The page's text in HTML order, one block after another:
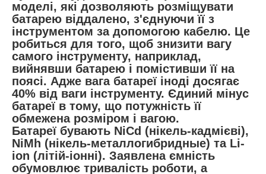
моделі, які дозволяють розміщувати
батарею віддалено, з'єднуючи її з
інструментом за допомогою кабелю. Це
робиться для того, щоб знизити вагу
самого інструменту, наприклад,
вийнявши батарею і помістивши її на
поясі. Адже вага батареї іноді досягає
40% від ваги інструменту. Єдиний мінус
батареї в тому, що потужність її
обмежена розміром і вагою.
Батареї бувають NiCd (нікель-кадмієві),
NiMh (нікель-металлогибридные) та Li-
ion (літій-іонні). Заявлена ємність
обумовлює тривалість роботи, а